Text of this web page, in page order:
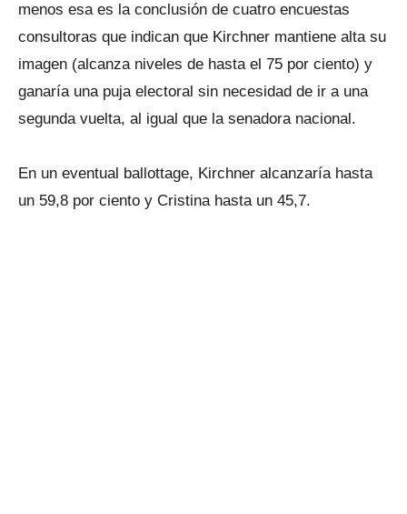
menos esa es la conclusión de cuatro encuestas
consultoras que indican que Kirchner mantiene alta su
imagen (alcanza niveles de hasta el 75 por ciento) y
ganaría una puja electoral sin necesidad de ir a una
segunda vuelta, al igual que la senadora nacional.
En un eventual ballottage, Kirchner alcanzaría hasta
un 59,8 por ciento y Cristina hasta un 45,7.